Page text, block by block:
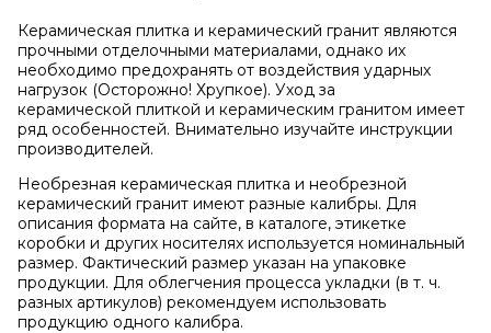
Керамическая плитка и керамический гранит являются
прочными отделочными материалами, однако их
необходимо предохранять от воздействия ударных
нагрузок (Осторожно! Хрупкое). Уход за
керамической плиткой и керамическим гранитом имеет
ряд особенностей. Внимательно изучайте инструкции
производителей.
Необрезная керамическая плитка и необрезной
керамический гранит имеют разные калибры. Для
описания формата на сайте, в каталоге, этикетке
коробки и других носителях используется номинальный
размер. Фактический размер указан на упаковке
продукции. Для облегчения процесса укладки (в т. ч.
разных артикулов) рекомендуем использовать
продукцию одного калибра.